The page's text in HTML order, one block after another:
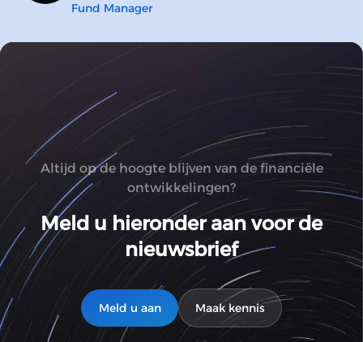
Fund Manager
Altijd op de hoogte blijven van de financiële
ontwikkelingen?
Meld u hieronder aan voor de
nieuwsbrief
Meld u aan Maak kennis